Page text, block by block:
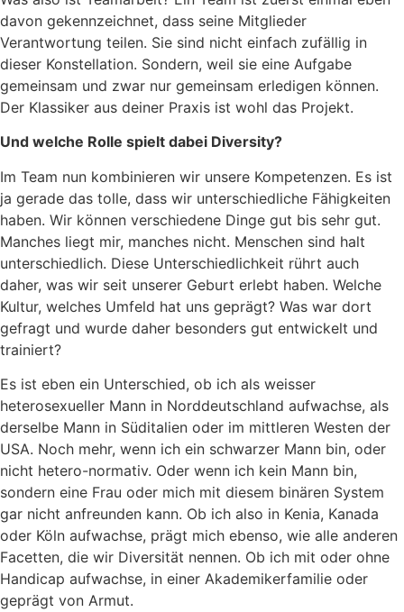
davon gekennzeichnet, dass seine Mitglieder
Verantwortung teilen. Sie sind nicht einfach zufällig in
dieser Konstellation. Sondern, weil sie eine Aufgabe
gemeinsam und zwar nur gemeinsam erledigen können.
Der Klassiker aus deiner Praxis ist wohl das Projekt.
Und welche Rolle spielt dabei Diversity?
Im Team nun kombinieren wir unsere Kompetenzen. Es ist
ja gerade das tolle, dass wir unterschiedliche Fähigkeiten
haben. Wir können verschiedene Dinge gut bis sehr gut.
Manches liegt mir, manches nicht. Menschen sind halt
unterschiedlich. Diese Unterschiedlichkeit rührt auch
daher, was wir seit unserer Geburt erlebt haben. Welche
Kultur, welches Umfeld hat uns geprägt? Was war dort
gefragt und wurde daher besonders gut entwickelt und
trainiert?
Es ist eben ein Unterschied, ob ich als weisser
heterosexueller Mann in Norddeutschland aufwachse, als
derselbe Mann in Süditalien oder im mittleren Westen der
USA. Noch mehr, wenn ich ein schwarzer Mann bin, oder
nicht hetero-normativ. Oder wenn ich kein Mann bin,
sondern eine Frau oder mich mit diesem binären System
gar nicht anfreunden kann. Ob ich also in Kenia, Kanada
oder Köln aufwachse, prägt mich ebenso, wie alle anderen
Facetten, die wir Diversität nennen. Ob ich mit oder ohne
Handicap aufwachse, in einer Akademikerfamilie oder
geprägt von Armut.